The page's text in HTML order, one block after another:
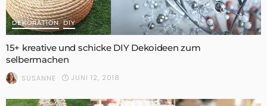
DEKORATION DIY
15+ kreative und schicke DIY Dekoideen zum
selbermachen
SUSANNE JUNI 12, 2018